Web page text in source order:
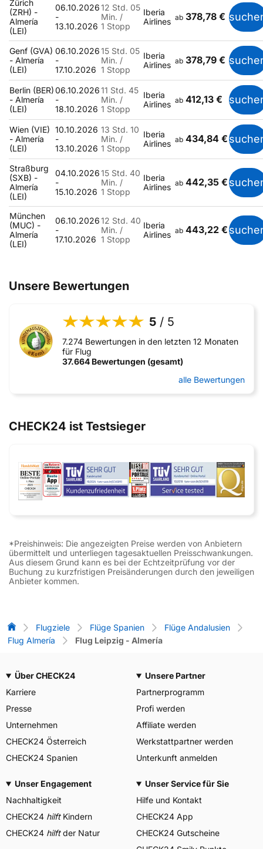
Zürich
(ZRH) -
Almería
(LEI)
06.10.2026
-
13.10.2026
12 Std. 05
Min. /
1 Stopp
Iberia
Airlines ab 378,78 €
Genf (GVA)
- Almería
(LEI)
06.10.2026
-
17.10.2026
15 Std. 05
Min. /
1 Stopp
Iberia
Airlines ab 378,79 €
Berlin (BER)
- Almería
(LEI)
06.10.2026
-
18.10.2026
11 Std. 45
Min. /
1 Stopp
Iberia
Airlines ab 412,13 €
Wien (VIE)
- Almería
(LEI)
10.10.2026
-
13.10.2026
13 Std. 10
Min. /
1 Stopp
Iberia
Airlines ab 434,84 €
Straßburg
(SXB) -
Almería
(LEI)
04.10.2026
-
15.10.2026
15 Std. 40
Min. /
1 Stopp
Iberia
Airlines ab 442,35 €
München
(MUC) -
Almería
(LEI)
06.10.2026
-
17.10.2026
12 Std. 40
Min. /
1 Stopp
Iberia
Airlines ab 443,22 €
Unsere Bewertungen
5 / 5
7.274 Bewertungen in den letzten 12 Monaten
für Flug
37.664 Bewertungen (gesamt)
alle Bewertungen
CHECK24 ist Testsieger
*Preishinweis: Die angezeigten Preise werden von Anbietern
übermittelt und unterliegen tagesaktuellen Preisschwankungen.
Aus diesem Grund kann es bei der Echtzeitprüfung vor der
Buchung zu kurzfristigen Preisänderungen durch den jeweiligen
Anbieter kommen.
Flug-Vergleich
Flugziele Flüge Spanien
Flüge Andalusien
Flug Almería
Flug Leipzig - Almería
Über CHECK24
Karriere
Presse
Unternehmen
CHECK24 Österreich
CHECK24 Spanien
Unsere Partner
Partnerprogramm
Profi werden
Affiliate werden
Werkstattpartner werden
Unterkunft anmelden
Unser Engagement
Nachhaltigkeit
CHECK24 hilftKindern
CHECK24 hilftder Natur
Unser Service für Sie
Hilfe und Kontakt
CHECK24 App
CHECK24 Gutscheine